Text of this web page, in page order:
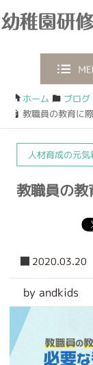
ホーム / ブログ
教職員の教育に
人材育成の元気
教職員の
2020.03.20
by andkids